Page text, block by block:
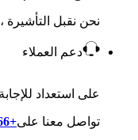
نحن نقبل التأشيرة
دعم العملاء
على استعداد
تواصل معنا على+966 920009538